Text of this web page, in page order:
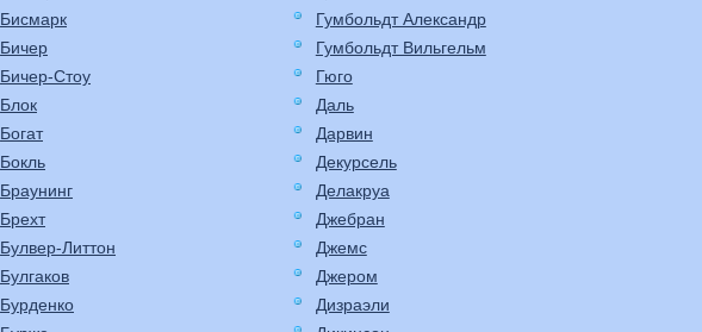
Бисмарк
Бичер
Бичер-Стоу
Блок
Богат
Бокль
Браунинг
Брехт
Булвер-Литтон
Булгаков
Бурденко
Гумбольдт Александр
Гумбольдт Вильгельм
Гюго
Даль
Дарвин
Декурсель
Делакруа
Джебран
Джемс
Джером
Дизраэли